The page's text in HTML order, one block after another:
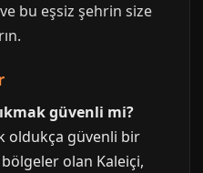
bu eşsiz şehrin size
güvenli mi?
oldukça güvenli bir
olan Kaleiçi,